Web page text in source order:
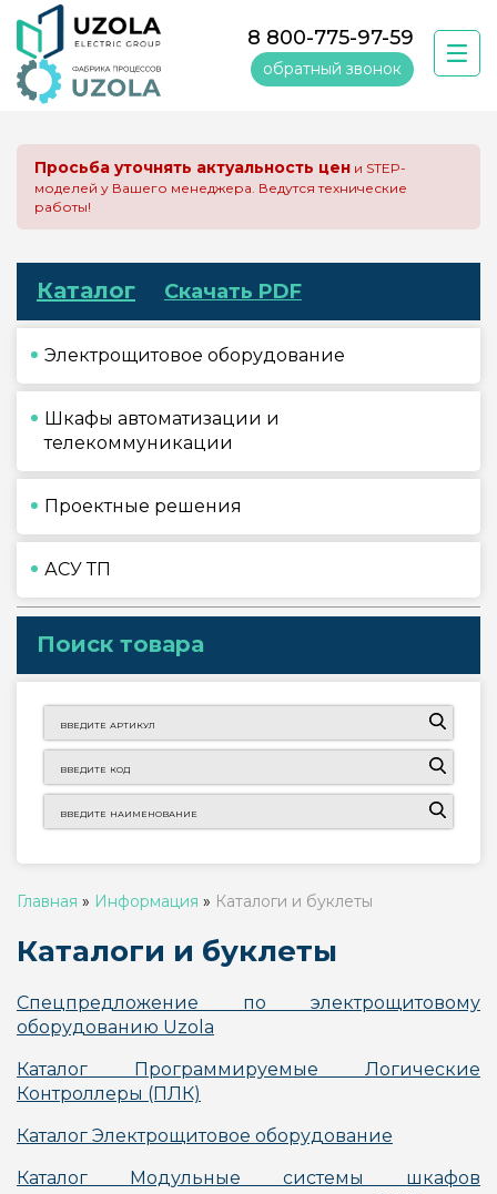
8 800-775-97-59
обратный звонок
Просьба уточнять актуальность цен и STEP-
моделей у Вашего менеджера. Ведутся технические
работы!
Каталог Скачать PDF
Электрощитовое оборудование
Шкафы автоматизации и
телекоммуникации
Проектные решения
АСУ ТП
Поиск товара
Главная » Информация » Каталоги и буклеты
Каталоги и буклеты
Спецпредложение по электрощитовому
оборудованию Uzola
Каталог Программируемые Логические
Контроллеры (ПЛК)
Каталог Электрощитовое оборудование
Каталог Модульные системы шкафов